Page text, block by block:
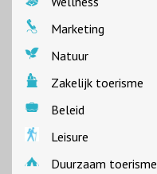
Marketing
Natuur
Zakelijk toerisme
Beleid
Leisure
Duurzaam toerisme